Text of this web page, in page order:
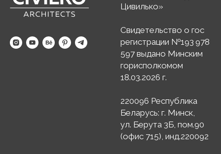
Цивилько»
Свидетельство о гос
регистрации №193 978
597 выдано Минским
горисполкомом
18.03.2026 г.
220096 Республика
Беларусь: г. Минск,
ул. Берута 3Б, пом.90
(офис 715), инд.220092